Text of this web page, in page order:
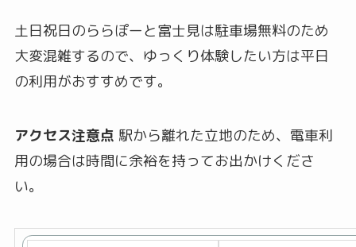
土日祝日のららぽーと富士見は駐車場無料のため
大変混雑するので、ゆっくり体験したい方は平日
の利用がおすすめです。
アクセス注意点 駅から離れた立地のため、電車利
用の場合は時間に余裕を持ってお出かけくださ
い。